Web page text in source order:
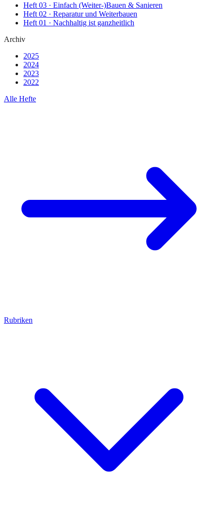
Heft 03 · Einfach (Weiter-)Bauen & Sanieren
Heft 02 · Reparatur und Weiterbauen
Heft 01 · Nachhaltig ist ganzheitlich
Archiv
2025
2024
2023
2022
Alle Hefte
Rubriken